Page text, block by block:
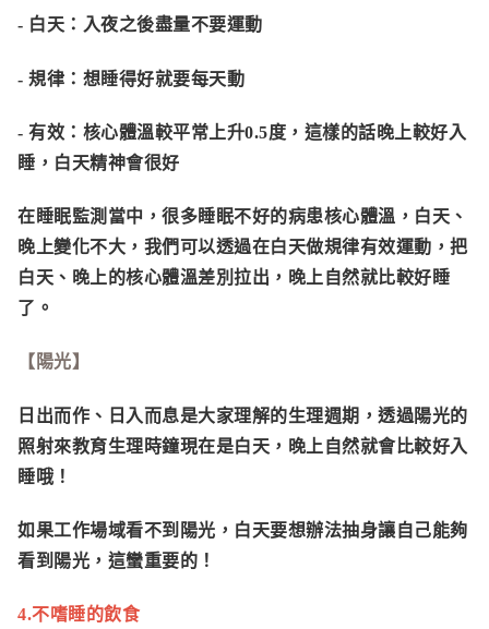
- 白天： 入夜之後盡量不要運動
- 規律： 想睡得好就要每天動
- 有效： 核心體溫較平常上升0.5度，這樣的話晚上較好入
睡，白天精神會很好
在睡眠監測當中，很多睡眠不好的病患核心體溫，白天、
晚上變化不大，我們可以透過在白天做規律有效運動，把
白天、晚上的核心體溫差別拉出，晚上自然就比較好睡
了。
【陽光】
日出而作、日入而息是大家理解的生理週期，透過陽光的
照射來教育生理時鐘現在是白天，晚上自然就會比較好入
睡哦！
如果工作場域看不到陽光，白天要想辦法抽身讓自己能夠
看到陽光，這蠻重要的！
4.不嗜睡的飲食